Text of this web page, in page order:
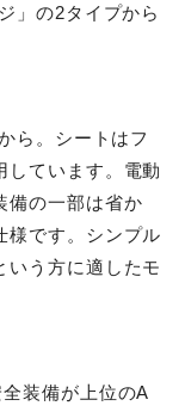
」の2タイプから
ら。シートはフ
しています。電動
備の一部は省か
様です。シンプル
いう方に適したモ
装備が上位のA